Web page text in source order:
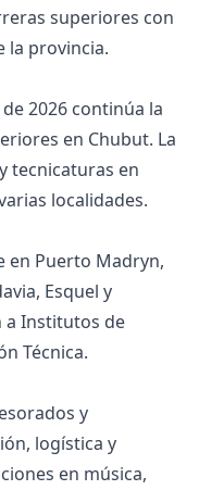
superiores con
la provincia.
2026 continúa la
en Chubut. La
tecnicaturas en
localidades.
en Puerto Madryn,
Esquel y
a Institutos de
Técnica.
y
logística y
en música,